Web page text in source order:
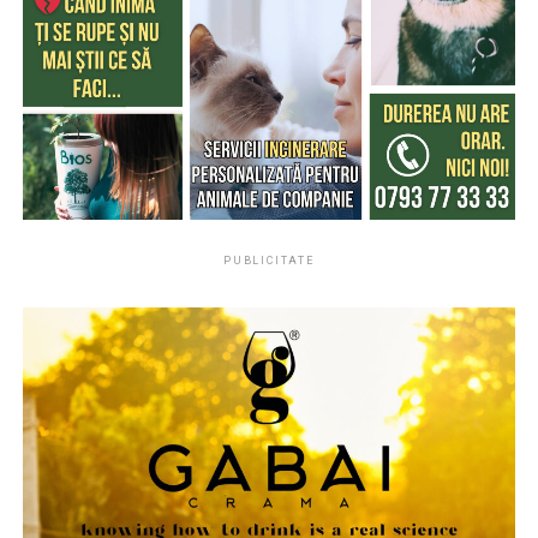
Ingrediente precum smochina, laptele de cocos sau
lemnul de santal creează parfumuri solare, relaxate și
confortabile, perfecte pentru serile de vară.
De ce parfumul miroase diferit vara?
Căldura intensifică evaporarea parfumului și poate
modifica felul în care acesta este perceput. De aceea,
Parfumurile echilibrate, construite pe contraste între
prospețime și note de bază persistente, tind să evolueze
mai armonios pe piele în sezonul cald.
Două parfumuri inspirate de vară și de parfumeria
de nișă
Pornind de la această tendință, Oriflame completează
PUBLICITATE